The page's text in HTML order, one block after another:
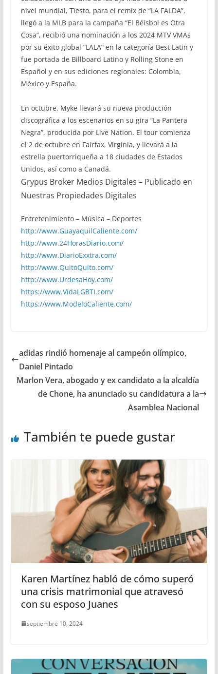
nivel mundial, Tïesto, para el remix de “LA FALDA”,
llegó a la MLB para la campaña “El Béisbol es Otra
Cosa”, recibió una nominación a los 2024 MTV VMAs
por su éxito global “LALA” en la categoría Best Latin y
fue portada de Billboard Latino y Rolling Stone en
Español y en sus ediciones regionales: Colombia,
México y España.
En octubre, Myke llevará su nueva producción
discográfica a los escenarios en su gira “La Pantera
Negra”, producida por Live Nation. El tour comienza
el 2 de octubre en Fairfax, Virginia, y llevará a la
estrella puertorriqueña a 18 ciudades de Estados
Unidos, así como a Canadá.
Grypus Broker Medios Digitales – Publicado en
Nuestras Propiedades Digitales
Entretenimiento – Música – Deportes
http://www.GuayaquilCaliente.com/
http://www.24HorasDiario.com/
http://www.DiarioExxtra.com/
http://www.QuitoQuito.com/
http://www.UrdesaHoy.com/
https://www.VidaLGBTI.com/
https://www.ModeloCaliente.com/
adidas rindió homenaje al campeón olímpico,
Daniel Pintado
Marlon Vera, abogado y ex candidato a la alcaldía
de Chone, ha anunciado su candidatura a la
Asamblea Nacional
También te puede gustar
Karen Martínez habló de cómo superó
una crisis matrimonial que atravesó
con su esposo Juanes
septiembre 10, 2024